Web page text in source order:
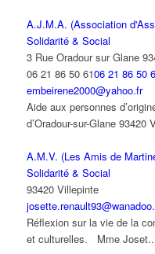
A.J.M.A. (Association
Solidarité & Social
3 Rue Oradour sur Glane
06 21 86 50 6106 21 86 50
embeirene2000@yahoo.fr
Aide aux personnes
d’Oradour-sur-Glane 93420
A.M.V. (Les Amis de
Solidarité & Social
93420 Villepinte
Réflexion sur la vie de la
et culturelles. Mme